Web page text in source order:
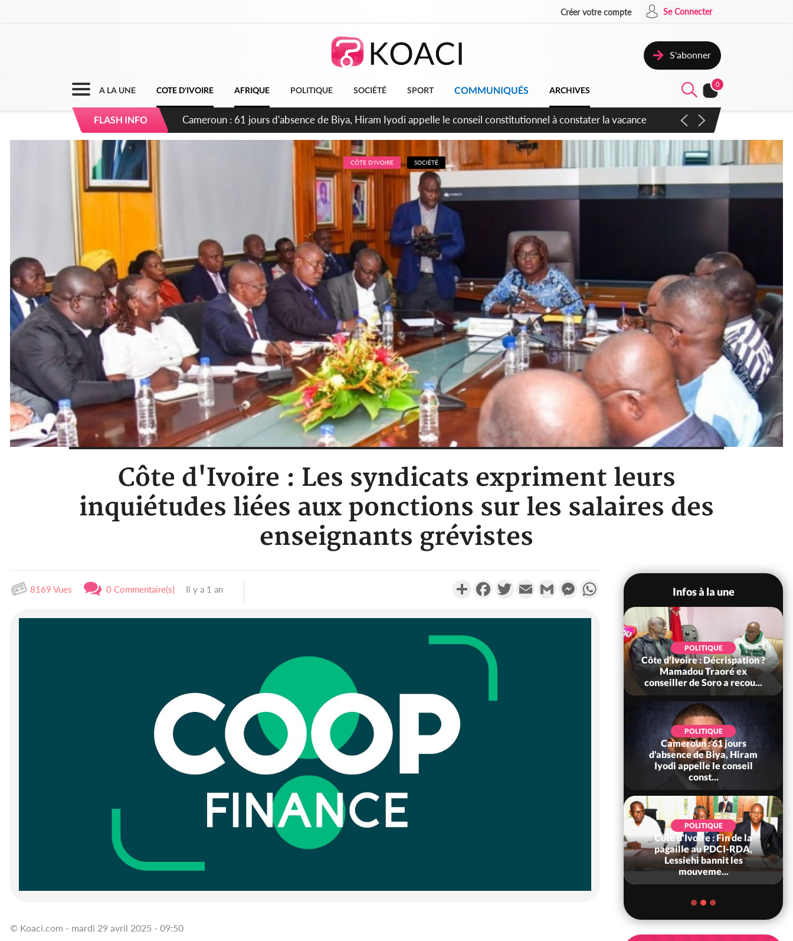
Créer votre compte Se Connecter
S'abonner
A LA UNE COTE D'IVOIRE AFRIQUE POLITIQUE SOCIÉTÉ SPORT COMMUNIQUÉS ARCHIVES
0
FLASH INFO Côte d'Ivoire : Fin de la pagaille au PDCI-RDA, Lessiehi bannit les mouvements sauvages
CÔTE D'IVOIRE SOCIÉTÉ
Côte d'Ivoire : Les syndicats expriment leurs
inquiétudes liées aux ponctions sur les salaires des
enseignants grévistes
8169 Vues 0 Commentaire(s) Il y a 1 an PartagerFacebookTwitterEmail Gmail MessengerWhatsApp
© Koaci.com - mardi 29 avril 2025 - 09:50
Infos à la une
Côte d'Ivoire : Ouattara
promet des sanctions contre
POLITIQUE
Côte d'Ivoire : Décrispation ?
Mamadou Traoré ex
conseiller de Soro a recou...
POLITIQUE
Cameroun : 61 jours
d'absence de Biya, Hiram
Iyodi appelle le conseil
const...
POLITIQUE
Côte d'Ivoire : Fin de la
pagaille au PDCI-RDA,
Lessiehi bannit les
mouveme...